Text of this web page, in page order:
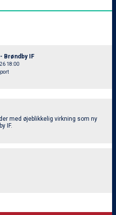
Brøndby IF
18:00
med øjeblikkelig virkning som ny
IF.